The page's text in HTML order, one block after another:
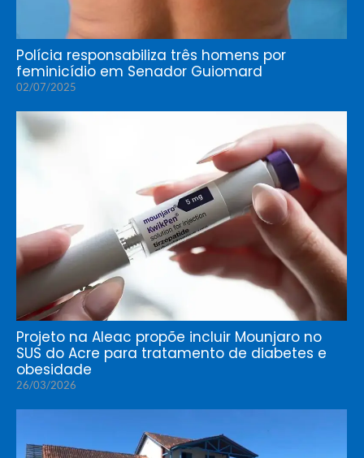
Polícia responsabiliza três homens por
feminicídio em Senador Guiomard
02/07/2025
Projeto na Aleac propõe incluir Mounjaro no
SUS do Acre para tratamento de diabetes e
obesidade
26/03/2026